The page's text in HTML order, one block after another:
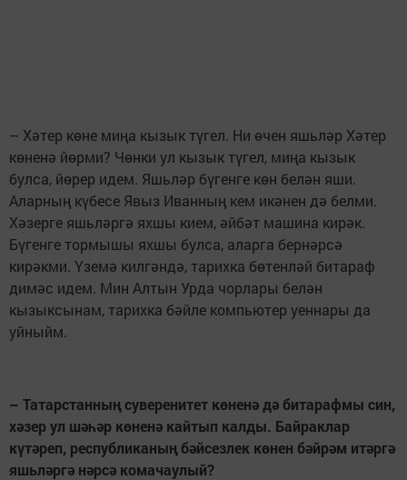
– Хәтер көне миңа кызык түгел. Ни өчен яшьләр Хәтер
көненә йөрми? Чөнки ул кызык түгел, миңа кызык
булса, йөрер идем. Яшьләр бүгенге көн белән яши.
Аларның күбесе Явыз Иванның кем икәнен дә белми.
Хәзерге яшьләргә яхшы кием, әйбәт машина кирәк.
Бүгенге тормышы яхшы булса, аларга бернәрсә
кирәкми. Үземә килгәндә, тарихка бөтенләй битараф
димәс идем. Мин Алтын Урда чорлары белән
кызыксынам, тарихка бәйле компьютер уеннары да
уйныйм.
– Татарстанның суверенитет көненә дә битарафмы син,
хәзер ул шәһәр көненә кайтып калды. Байраклар
күтәреп, республиканың бәйсезлек көнен бәйрәм итәргә
яшьләргә нәрсә комачаулый?